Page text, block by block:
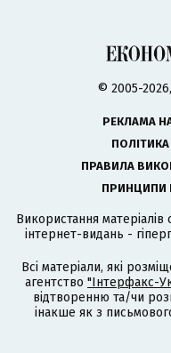
© 2005-
РЕКЛАМА
ПРАВИЛА
ПРИНЦИПИ
Використання
інтернет-видань -
Всі матеріали, які
агентство "Інтерфакс-
відтворенню та/чи
інакше як з